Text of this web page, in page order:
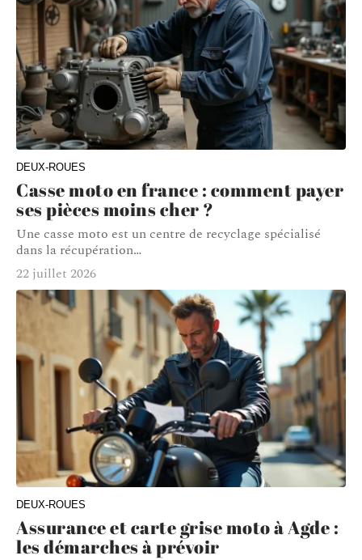
DEUX-ROUES
Casse moto en france : comment payer
ses pièces moins cher ?
Une casse moto est un centre de recyclage spécialisé
dans la récupération…
22 juillet 2026
DEUX-ROUES
Assurance et carte grise moto à Agde :
les démarches à prévoir